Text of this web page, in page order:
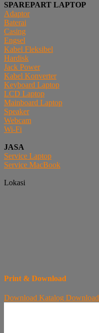
SPAREPART LAPTOP
Adaptor
Baterai
Casing
Engsel
Kabel Fleksibel
Hardisk
Jack Power
Kabel Konverter
Keyboard Laptop
LCD Laptop
Mainboard Laptop
Speaker
Webcam
Wi-Fi
JASA
Service Laptop
Service MacBook
Lokasi
Print & Download
Download Katalog Download